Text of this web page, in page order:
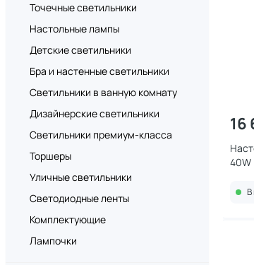
Точечные светильники
Настольные лампы
Детские светильники
Бра и настенные светильники
Светильники в ванную комнату
Дизайнерские светильники
Светильники премиум-класса
Торшеры
Уличные светильники
Светодиодные ленты
Комплектующие
Лампочки
16
40W
В